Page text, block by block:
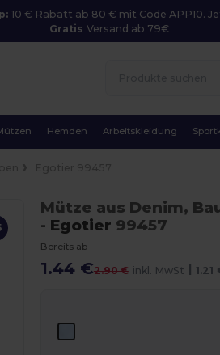
10 € Rabatt ab 80 € mit Code APP10.
GratisVersand ab 79€
Hemden Arbeitskleidung
Mütze aus Denim,
- Egotier 99457
Bereits ab
1.44 €2.90 € inkl. MwSt | 1.21